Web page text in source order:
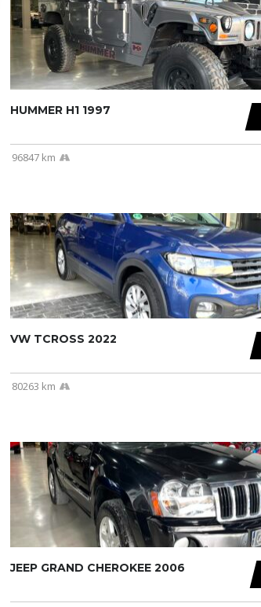
HUMMER H1 1997
96847 km
VW TCROSS 2022
80263 km
JEEP GRAND CHEROKEE 2006